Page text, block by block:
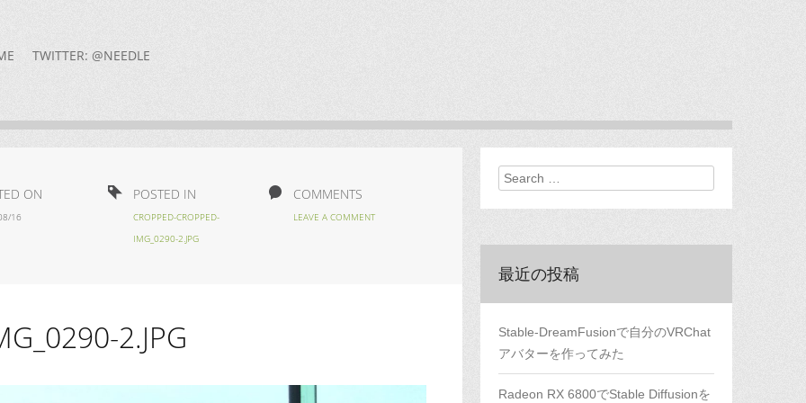
TWITTER: @NEEDLE
ON
16
POSTED IN
CROPPED-CROPPED-
IMG_0290-2.JPG
COMMENTS
LEAVE A COMMENT
2.JPG
Search
最近の投稿
Stable-DreamFusionで自分のVRChat
アバターを作ってみた
Radeon RX 6800でStable Diffusionを